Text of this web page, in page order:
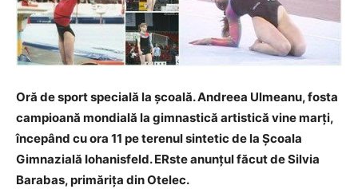
Oră de sport specială la școală. Andreea Ulmeanu, fosta
campioană mondială la gimnastică artistică vine marți,
începând cu ora 11 pe terenul sintetic de la Școala
Gimnazială Iohanisfeld. ERste anunțul făcut de Silvia
Barabas, primărița din Otelec.